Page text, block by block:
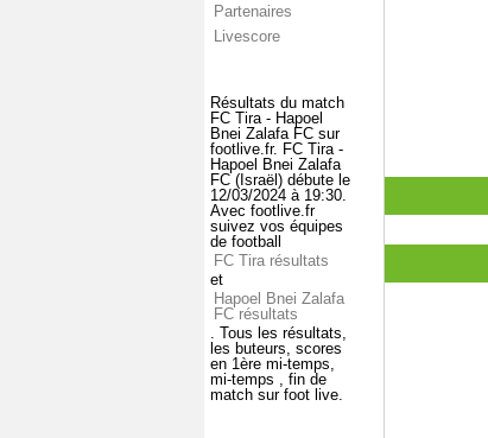
Partenaires
Livescore
Résultats du match
FC Tira - Hapoel
Bnei Zalafa FC sur
footlive.fr. FC Tira -
Hapoel Bnei Zalafa
FC (Israël) débute le
12/03/2024 à 19:30.
Avec footlive.fr
suivez vos équipes
de football
FC Tira résultats
et
Hapoel Bnei Zalafa
FC résultats
. Tous les résultats,
les buteurs, scores
en 1ère mi-temps,
mi-temps , fin de
match sur foot live.